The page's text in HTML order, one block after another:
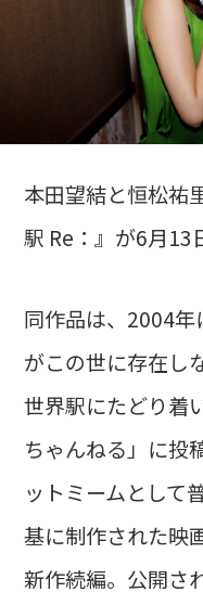
本田望結と恒松祐
駅 Re：』が6月13
同作品は、2004
がこの世に存在し
世界駅にたどり着
ちゃんねる」に投
ットミームとして
基に制作された映
新作続編。公開さ